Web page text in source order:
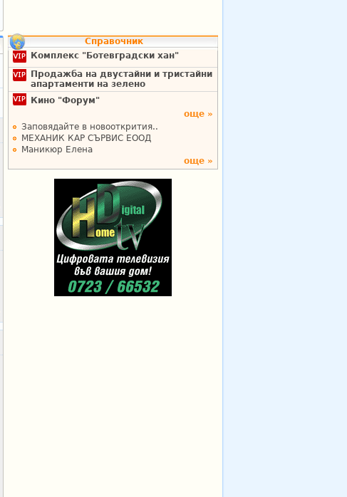
Справочник
Комплекс "Ботевградски хан"
Продажба на двустайни и тристайни
апартаменти на зелено
Кино "Форум"
още »
Заповядайте в новооткрития..
МЕХАНИК КАР СЪРВИС ЕООД
Маникюр Елена
още »